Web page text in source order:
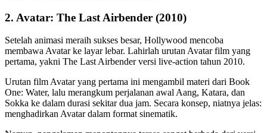
2. Avatar: The Last Airbender (2010)
Setelah animasi meraih sukses besar, Hollywood mencoba
membawa Avatar ke layar lebar. Lahirlah urutan Avatar film yang
pertama, yakni The Last Airbender versi live-action tahun 2010.
Urutan film Avatar yang pertama ini mengambil materi dari Book
One: Water, lalu merangkum perjalanan awal Aang, Katara, dan
Sokka ke dalam durasi sekitar dua jam. Secara konsep, niatnya jelas:
menghadirkan Avatar dalam format sinematik.